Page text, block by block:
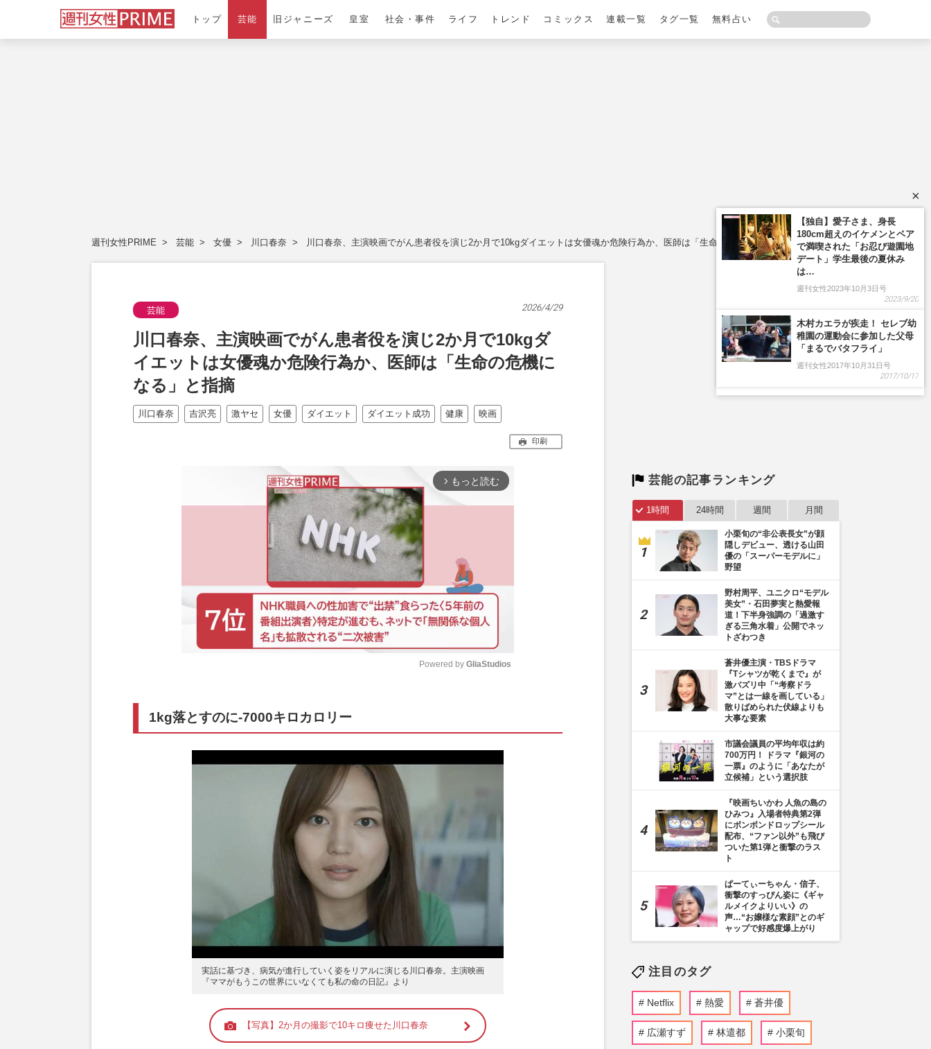
トップ 芸能 旧ジャニーズ 皇室 社会・事件 ライフ トレンド コミックス 連載一覧 タグ一覧 無料占い
週刊女性PRIME 芸能 女優 川口春奈 川口春奈、主演映画でがん患者役を演じ2か月で10kgダイエットは女優魂か危険行為か、医師は「生命の危機になる」と指摘
芸能 2026/4/29
川口春奈、主演映画でがん患者役を演じ2か月で10kgダ
イエットは女優魂か危険行為か、医師は「生命の危機に
なる」と指摘
川口春奈 吉沢亮 激ヤセ 女優 ダイエット ダイエット成功 健康 映画
印刷
arrow_forward_ios もっと読む
Powered by GliaStudios
1kg落とすのに-7000キロカロリー
実話に基づき、病気が進行していく姿をリアルに演じる川口春奈。主演映画
『ママがもうこの世界にいなくても私の命の日記』より
【写真】2か月の撮影で10キロ痩せた川口春奈
芸能の記事ランキング
1時間 24時間 週間 月間
小栗旬の“非公表長女”が顔
隠しデビュー、透ける山田
優の「スーパーモデルに」
野望
野村周平、ユニクロ“モデル
美女”・石田夢実と熱愛報
道！下半身強調の「過激す
ぎる三角水着」公開でネッ
トざわつき
蒼井優主演・TBSドラマ
『Tシャツが乾くまで』が
激バズリ中「“考察ドラ
マ”とは一線を画している」
散りばめられた伏線よりも
大事な要素
市議会議員の平均年収は約
700万円！ ドラマ『銀河の
一票』のように「あなたが
立候補」という選択肢
『映画ちいかわ 人魚の島の
ひみつ』入場者特典第2弾
にボンボンドロップシール
配布、“ファン以外”も飛び
ついた第1弾と衝撃のラス
ト
ぱーてぃーちゃん・信子、
衝撃のすっぴん姿に《ギャ
ルメイクよりいい》の
声…“お嬢様な素顔”とのギ
ャップで好感度爆上がり
注目のタグ
Netflix 熱愛 蒼井優
広瀬すず 林遣都 小栗旬
×
【独自】愛子さま、身長
180cm超えのイケメンとペア
で満喫された「お忍び遊園地
デート」学生最後の夏休み
は…
週刊女性2023年10月3日号
2023/9/20
木村カエラが疾走！ セレブ幼
稚園の運動会に参加した父母
「まるでバタフライ」
週刊女性2017年10月31日号
2017/10/17